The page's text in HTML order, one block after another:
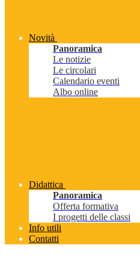
Novità
Panoramica
Le notizie
Le circolari
Calendario eventi
Albo online
Didattica
Panoramica
Offerta formativa
I progetti delle classi
Info utili
Contatti